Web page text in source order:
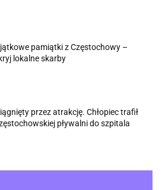
pamiątki z Częstochowy –
lokalne skarby
przez atrakcję. Chłopiec trafił
pływalni do szpitala